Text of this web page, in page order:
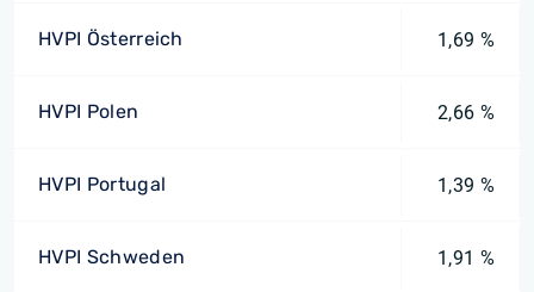
HVPI Österreich 1,69 %
HVPI Polen 2,66 %
HVPI Portugal 1,39 %
HVPI Schweden 1,91 %